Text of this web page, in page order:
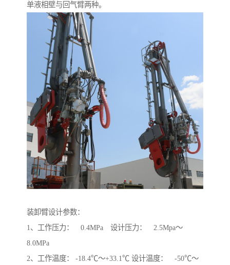
单液相壁与回气臂两种。
装卸臂设计参数：
1、工作压力： 0.4MPa 设计压力： 2.5Mpa～
8.0MPa
2、工作温度： -18.4℃～+33.1℃ 设计温度： -50℃～